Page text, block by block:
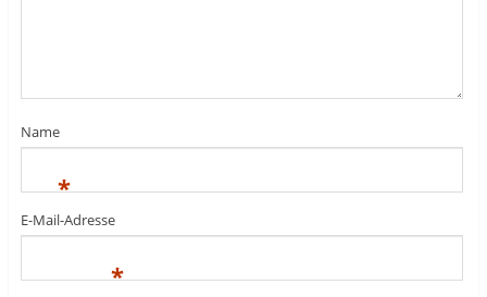
Name
*
E-Mail-Adresse
*